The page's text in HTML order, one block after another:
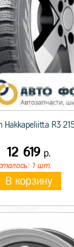
R3
12 619р.
1 шт.
В корзину